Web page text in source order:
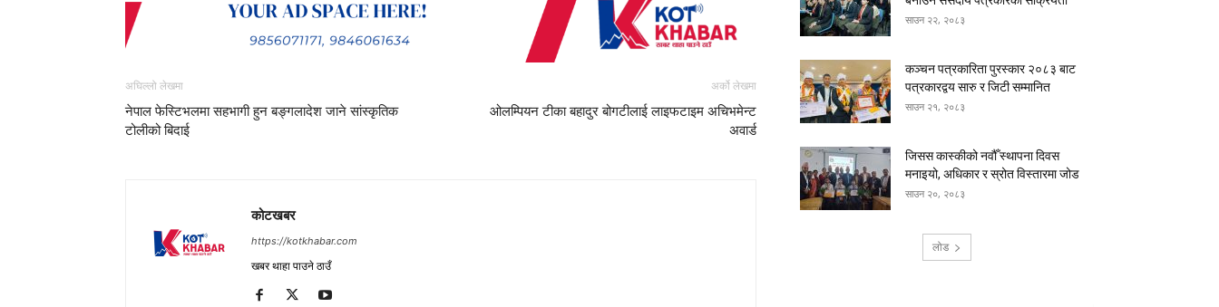
अघिल्लो लेखमा
नेपाल फेस्टिभलमा सहभागी हुन बङ्गलादेश जाने सांस्कृतिक
टोलीको बिदाई
अर्को लेखमा
ओलम्पियन टीका बहादुर बोगटीलाई लाइफटाइम अचिभमेन्ट
अवार्ड
कोटखबर
https://kotkhabar.com
खबर थाहा पाउने ठाउँ
साउन २२, २०८३
कञ्चन पत्रकारिता पुरस्कार २०८३ बाट
पत्रकारद्वय सारु र जिटी सम्मानित
साउन २१, २०८३
जिसस कास्कीको नवौँ स्थापना दिवस
मनाइयो, अधिकार र स्रोत विस्तारमा जोड
साउन २०, २०८३
लोड